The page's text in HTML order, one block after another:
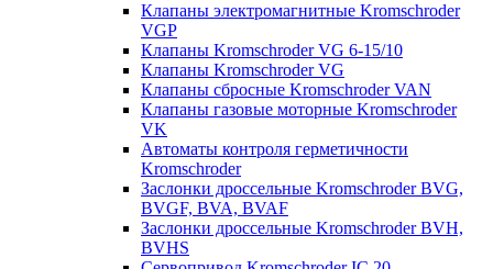
Клапаны электромагнитные Kromschroder
VGP
Клапаны Kromschroder VG 6-15/10
Клапаны Kromschroder VG
Клапаны сбросные Kromschroder VAN
Клапаны газовые моторные Kromschroder
VK
Автоматы контроля герметичности
Kromschroder
Заслонки дроссельные Kromschroder BVG,
BVGF, BVA, BVAF
Заслонки дроссельные Kromschroder BVH,
BVHS